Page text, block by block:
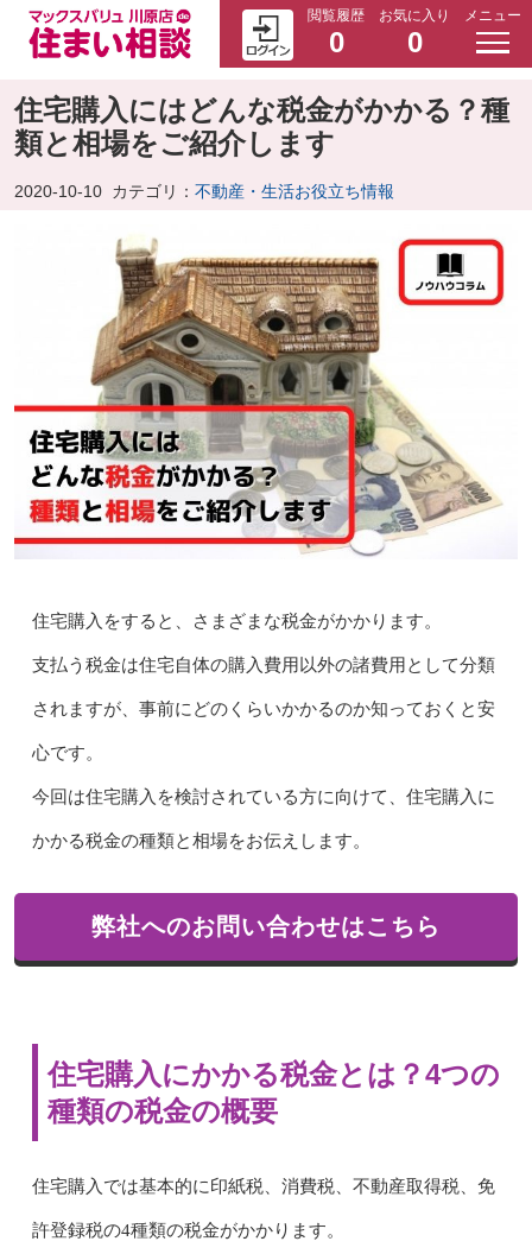
閲覧履歴
0
お気に入り
0
メニュー
住宅購入にはどんな税金がかかる？種
類と相場をご紹介します
2020-10-10 カテゴリ： 不動産・生活お役立ち情報
住宅購入をすると、さまざまな税金がかかります。
支払う税金は住宅自体の購入費用以外の諸費用として分類
されますが、事前にどのくらいかかるのか知っておくと安
心です。
今回は住宅購入を検討されている方に向けて、住宅購入に
かかる税金の種類と相場をお伝えします。
弊社へのお問い合わせはこちら
住宅購入にかかる税金とは？4つの
種類の税金の概要
住宅購入では基本的に印紙税、消費税、不動産取得税、免
許登録税の4種類の税金がかかります。